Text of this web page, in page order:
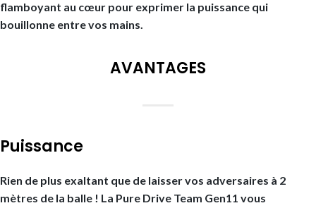
flamboyant au cœur pour exprimer la puissance qui
bouillonne entre vos mains.
AVANTAGES
Puissance
Rien de plus exaltant que de laisser vos adversaires à 2
mètres de la balle ! La Pure Drive Team Gen11 vous